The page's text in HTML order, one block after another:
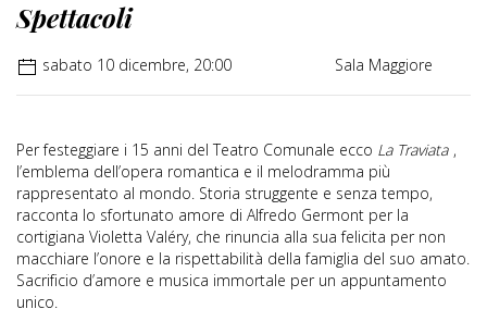
Spettacoli
sabato 10 dicembre, 20:00 Sala Maggiore
Per festeggiare i 15 anni del Teatro Comunale ecco La Traviata ,
l’emblema dell’opera romantica e il melodramma più
rappresentato al mondo. Storia struggente e senza tempo,
racconta lo sfortunato amore di Alfredo Germont per la
cortigiana Violetta Valéry, che rinuncia alla sua felicita per non
macchiare l’onore e la rispettabilità della famiglia del suo amato.
Sacrificio d’amore e musica immortale per un appuntamento
unico.